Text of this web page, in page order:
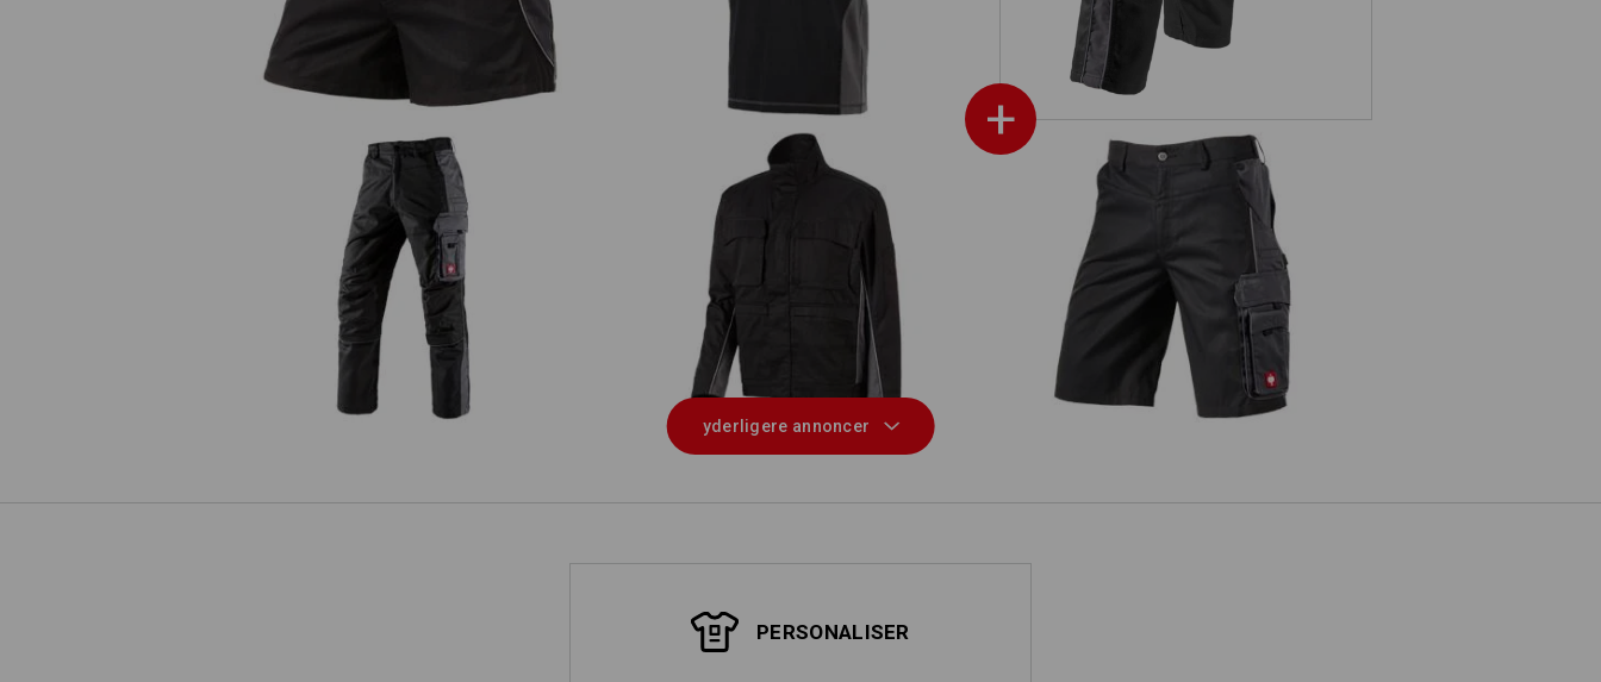
+
Bukser e.s.active Arbejdsjakke e.s.active Short e.s.active
yderligere annoncer
PERSONALISER